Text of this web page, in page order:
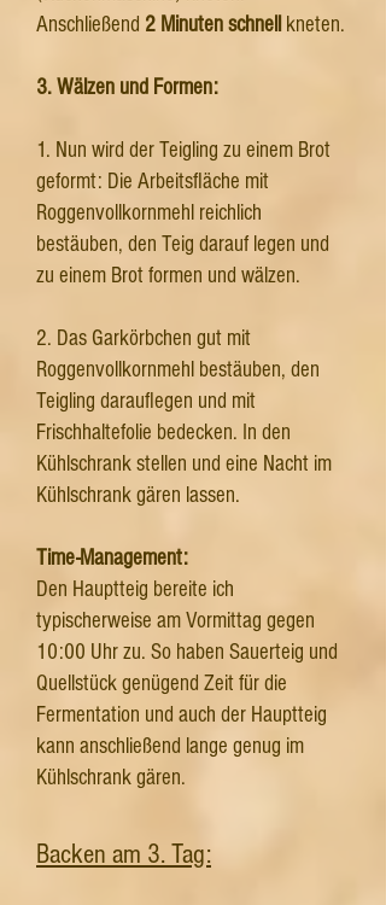
Anschließend 2 Minuten schnell kneten.
3. Wälzen und Formen:
1. Nun wird der Teigling zu einem Brot
geformt: Die Arbeitsfläche mit
Roggenvollkornmehl reichlich
bestäuben, den Teig darauf legen und
zu einem Brot formen und wälzen.
2. Das Garkörbchen gut mit
Roggenvollkornmehl bestäuben, den
Teigling darauflegen und mit
Frischhaltefolie bedecken. In den
Kühlschrank stellen und eine Nacht im
Kühlschrank gären lassen.
Time-Management:
Den Hauptteig bereite ich
typischerweise am Vormittag gegen
10:00 Uhr zu. So haben Sauerteig und
Quellstück genügend Zeit für die
Fermentation und auch der Hauptteig
kann anschließend lange genug im
Kühlschrank gären.
Backen am 3. Tag: